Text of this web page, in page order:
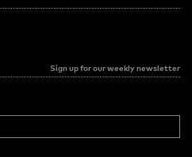
Sign up for our weekly newsletter